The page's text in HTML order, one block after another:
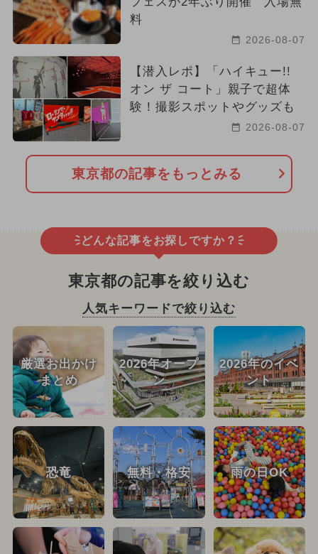
料
2026-08-07
【潜入レポ】「ハイキュー!!
オン ザ コート」親子で超体
験！撮影スポットやグッズも
2026-08-07
東京都の記事をもっとみる
どんな記事をお探しですか？
東京都の記事を絞り込む
人気キーワードで絞り込む
厳選お出かけ
まとめ
2026年オープ
ン
2026年のイベ
ント
恐竜 無料・格安 雨の日OK